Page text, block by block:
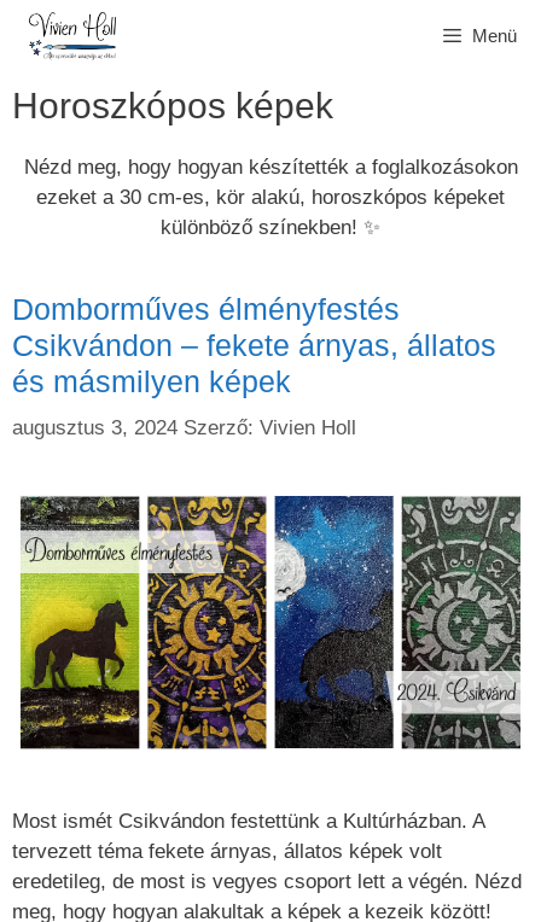
Kilépés
Menü
Horoszkópos képek
Nézd meg, hogy hogyan készítették a foglalkozásokon
ezeket a 30 cm-es, kör alakú, horoszkópos képeket
különböző színekben! ✨
Domborműves élményfestés
Csikvándon – fekete árnyas, állatos
és másmilyen képek
augusztus 3, 2024 Szerző: Vivien Holl
Most ismét Csikvándon festettünk a Kultúrházban. A
tervezett téma fekete árnyas, állatos képek volt
eredetileg, de most is vegyes csoport lett a végén. Nézd
meg, hogy hogyan alakultak a képek a kezeik között!